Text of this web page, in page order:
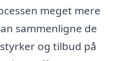
meget mere
sammenligne de
og tilbud på